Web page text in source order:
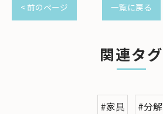
< 前のページ 一覧に戻る
関連タグ
#家具 #分解